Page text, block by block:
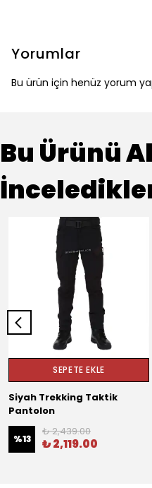
Yorumlar
Bu ürün için henüz yorum
Bu Ürünü
SEPETE EKLE
Siyah Trekking Taktik
Pantolon
%13
₺ 2,439.00
₺ 2,119.00